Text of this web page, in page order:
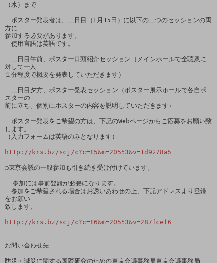
（水）まで
ポスター発表者は、二日目（1月15日）に以下の二つのセッションの両
方に
参加する必要があります。
使用言語は英語です。
二日目午前、ポスター口頭紹介セッション（メインホールで全聴衆に
対して一人
１分程度で概要を発表していただきます）
二日目夕方、ポスター発表セッション（ポスター展示ホールで各自ポ
スターの
前に立ち、個別にポスターの内容を説明していただきます）
ポスター発表をご希望の方は、下記のWebページからご応募をお願い致
します。
（入力フォームは英語のみとなります）
http://krs.bz/scj/c?c=85&m=20553&v=1d9278a5
○東京会議の一般参加も引き続き受け付けています。
参加をご希望される場合はお誘いあわせの上、下記アドレスより登録
をお願い
致します。
http://krs.bz/scj/c?c=86&m=20553&v=287fcef6
お問い合わせ先
防災・減災に関する国際研究のための東京会議事務局東京会議事務局